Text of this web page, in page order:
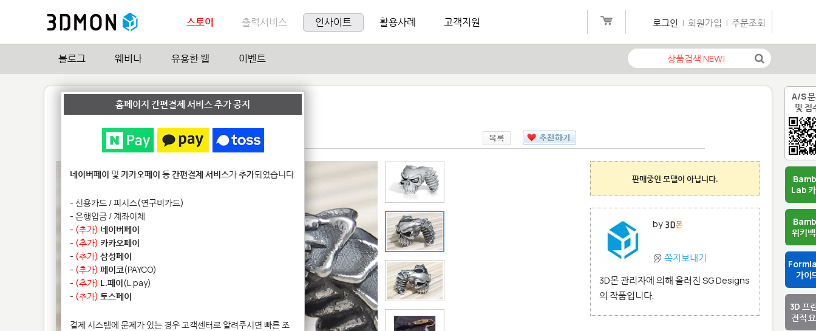
A/S
및 접
Lab
위키
가이
3D 프
견적
스토어 출력서비스 인사이트 활용사례 고객지원 로그인 | 회원가입 | 주문조회
블로그 웨비나 유용한 웹 이벤트
데몬 스컬
bySG Designs 5 | Hit15,689
판매중인 모델이 아닙니다.
by
쪽지보내기
3D몬 관리자에 의해 올려진 SG Designs
의 작품입니다.
홈페이지 간편결제 서비스 추가 공지
네이버페이 및 카카오페이 등간편결제 서비스가추가되었습니다.
- 신용카드 / 피시스(연구비카드)
- 은행입금 / 계좌이체
- (추가) 네이버페이
- (추가) 카카오페이
- (추가) 삼성페이
- (추가) 페이코(PAYCO)
- (추가) L.페이(L.pay)
- (추가) 토스페이
결제 시스템에 문제가 있는 경우 고객센터로 알려주시면 빠른 조